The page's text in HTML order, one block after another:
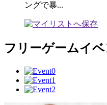
ングで暴...
フリーゲームイベ